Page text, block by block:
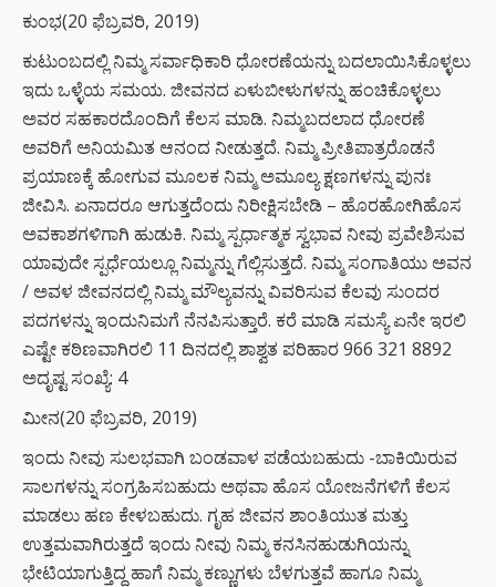
ಕುಂಭ(20 ಫೆಬ್ರವರಿ, 2019)
ಕುಟುಂಬದಲ್ಲಿ ನಿಮ್ಮ ಸರ್ವಾಧಿಕಾರಿ ಧೋರಣೆಯನ್ನು ಬದಲಾಯಿಸಿಕೊಳ್ಳಲು
ಇದು ಒಳ್ಳೆಯ ಸಮಯ. ಜೀವನದ ಏಳುಬೀಳುಗಳನ್ನು ಹಂಚಿಕೊಳ್ಳಲು
ಅವರ ಸಹಕಾರದೊಂದಿಗೆ ಕೆಲಸ ಮಾಡಿ. ನಿಮ್ಮಬದಲಾದ ಧೋರಣೆ
ಅವರಿಗೆ ಅನಿಯಮಿತ ಆನಂದ ನೀಡುತ್ತದೆ. ನಿಮ್ಮ ಪ್ರೀತಿಪಾತ್ರರೊಡನೆ
ಪ್ರಯಾಣಕ್ಕೆ ಹೋಗುವ ಮೂಲಕ ನಿಮ್ಮ ಅಮೂಲ್ಯ ಕ್ಷಣಗಳನ್ನು ಪುನಃ
ಜೀವಿಸಿ. ಏನಾದರೂ ಆಗುತ್ತದೆಂದು ನಿರೀಕ್ಷಿಸಬೇಡಿ – ಹೊರಹೋಗಿಹೊಸ
ಅವಕಾಶಗಳಿಗಾಗಿ ಹುಡುಕಿ. ನಿಮ್ಮ ಸ್ಪರ್ಧಾತ್ಮಕ ಸ್ವಭಾವ ನೀವು ಪ್ರವೇಶಿಸುವ
ಯಾವುದೇ ಸ್ಪರ್ಧೆಯಲ್ಲೂ ನಿಮ್ಮನ್ನು ಗೆಲ್ಲಿಸುತ್ತದೆ. ನಿಮ್ಮ ಸಂಗಾತಿಯು ಅವನ
/ ಅವಳ ಜೀವನದಲ್ಲಿ ನಿಮ್ಮ ಮೌಲ್ಯವನ್ನು ವಿವರಿಸುವ ಕೆಲವು ಸುಂದರ
ಪದಗಳನ್ನು ಇಂದುನಿಮಗೆ ನೆನಪಿಸುತ್ತಾರೆ. ಕರೆ ಮಾಡಿ ಸಮಸ್ಯೆ ಏನೇ ಇರಲಿ
ಎಷ್ಟೇ ಕಠಿಣವಾಗಿರಲಿ 11 ದಿನದಲ್ಲಿ ಶಾಶ್ವತ ಪರಿಹಾರ 966 321 8892
ಅದೃಷ್ಟ ಸಂಖ್ಯೆ: 4
ಮೀನ(20 ಫೆಬ್ರವರಿ, 2019)
ಇಂದು ನೀವು ಸುಲಭವಾಗಿ ಬಂಡವಾಳ ಪಡೆಯಬಹುದು -ಬಾಕಿಯಿರುವ
ಸಾಲಗಳನ್ನು ಸಂಗ್ರಹಿಸಬಹುದು ಅಥವಾ ಹೊಸ ಯೋಜನೆಗಳಿಗೆ ಕೆಲಸ
ಮಾಡಲು ಹಣ ಕೇಳಬಹುದು. ಗೃಹ ಜೀವನ ಶಾಂತಿಯುತ ಮತ್ತು
ಉತ್ತಮವಾಗಿರುತ್ತದೆ ಇಂದು ನೀವು ನಿಮ್ಮ ಕನಸಿನಹುಡುಗಿಯನ್ನು
ಭೇಟಿಯಾಗುತ್ತಿದ್ದ ಹಾಗೆ ನಿಮ್ಮ ಕಣ್ಣುಗಳು ಬೆಳಗುತ್ತವೆ ಹಾಗೂ ನಿಮ್ಮ